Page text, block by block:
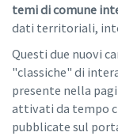
temi di comune
dati territoriali,
Questi due nuovi
"classiche" di
presente nella
attivati da tempo
pubblicate sul